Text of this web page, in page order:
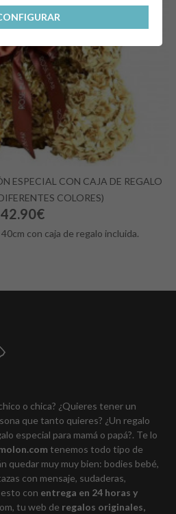
ESPECIAL CON CAJA DE REGALO
COLORES)
42.90€
con caja de regalo incluida.
o chica? ¿Quieres tener un
que tanto quieres? ¿Un regalo
especial para mamá o papá?. Te lo
tenemos todo tipo de
quedar muy muy bien: bodies bebé,
con mensaje, sudaderas,
con entrega en 24 horas y
tu web de regalos originales,